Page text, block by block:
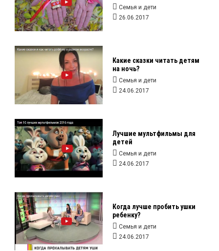
Семья и дети
26.06.2017
Какие сказки читать детям
на ночь?
Семья и дети
24.06.2017
Лучшие мультфильмы для
детей
Семья и дети
24.06.2017
Когда лучше пробить ушки
ребенку?
Семья и дети
24.06.2017